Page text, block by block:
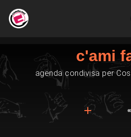
c'ami
agenda condivisa per